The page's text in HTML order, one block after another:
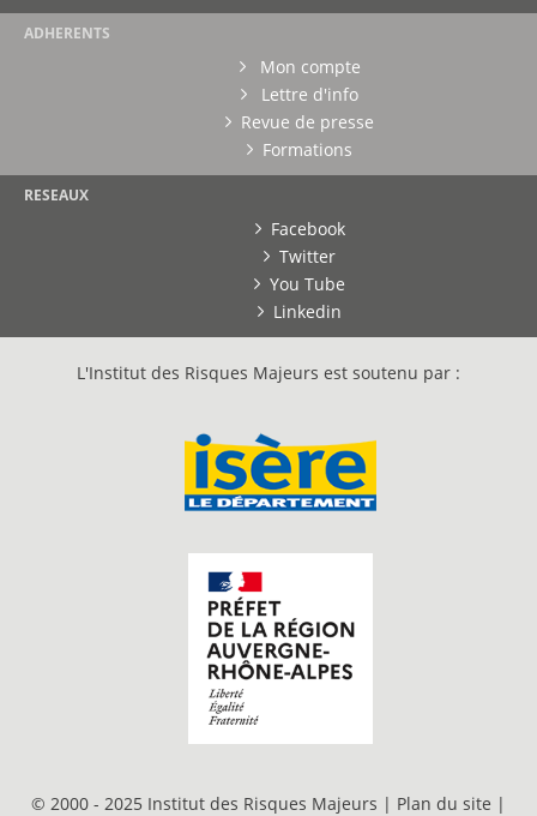
ADHERENTS
Mon compte
Lettre d'info
Revue de presse
Formations
RESEAUX
Facebook
Twitter
You Tube
Linkedin
L'Institut des Risques Majeurs est soutenu par :
© 2000 - 2025 Institut des Risques Majeurs | Plan du site |